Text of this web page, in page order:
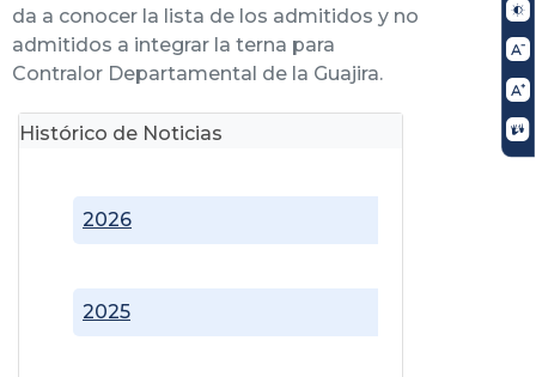
da a conocer la lista de los admitidos y no
admitidos a integrar la terna para
Contralor Departamental de la Guajira.
Histórico de Noticias
2025
2026